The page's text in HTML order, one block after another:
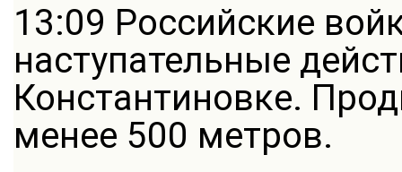
13:09 Российские
наступательные
Константиновке.
менее 500 метров.